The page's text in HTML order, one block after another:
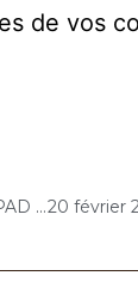
de vos
13 février 2024 – EHPAD HOVIA (Athis-Mons) : Concert « Choco-Cello Solo »